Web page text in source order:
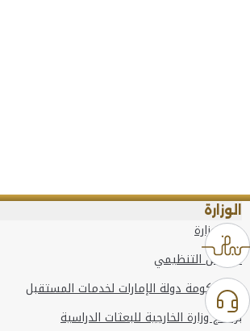
الوزارة
عن الوزارة
الهيكل التنظيمي
وعد حكومة دولة الإمارات لخدمات المستقبل
برنامج وزارة الخارجية للبعثات الدراسية